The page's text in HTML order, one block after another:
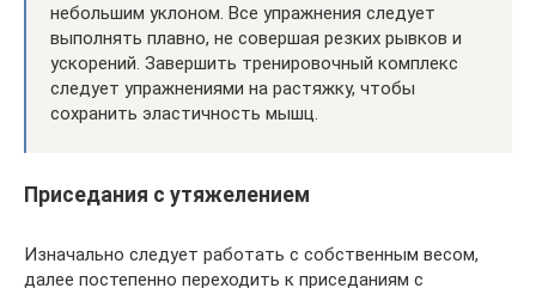
небольшим уклоном. Все упражнения следует
выполнять плавно, не совершая резких рывков и
ускорений. Завершить тренировочный комплекс
следует упражнениями на растяжку, чтобы
сохранить эластичность мышц.
Приседания с утяжелением
Изначально следует работать с собственным весом,
далее постепенно переходить к приседаниям с